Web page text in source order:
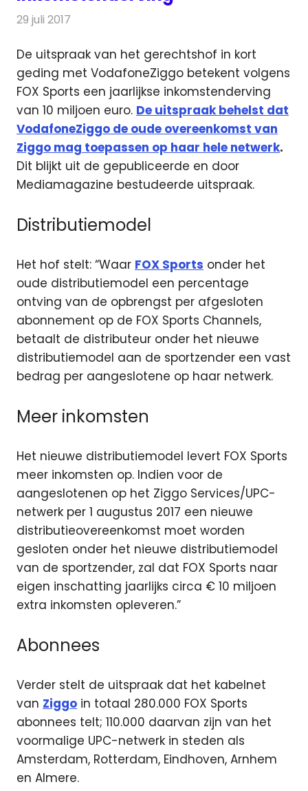
29 juli 2017
De uitspraak van het gerechtshof in kort
geding met VodafoneZiggo betekent volgens
FOX Sports een jaarlijkse inkomstenderving
van 10 miljoen euro. De uitspraak behelst dat
VodafoneZiggo de oude overeenkomst van
Ziggo mag toepassen op haar hele netwerk.
Dit blijkt uit de gepubliceerde en door
Mediamagazine bestudeerde uitspraak.
Distributiemodel
Het hof stelt: “Waar FOX Sports onder het
oude distributiemodel een percentage
ontving van de opbrengst per afgesloten
abonnement op de FOX Sports Channels,
betaalt de distributeur onder het nieuwe
distributiemodel aan de sportzender een vast
bedrag per aangeslotene op haar netwerk.
Meer inkomsten
Het nieuwe distributiemodel levert FOX Sports
meer inkomsten op. Indien voor de
aangeslotenen op het Ziggo Services/UPC-
netwerk per 1 augustus 2017 een nieuwe
distributieovereenkomst moet worden
gesloten onder het nieuwe distributiemodel
van de sportzender, zal dat FOX Sports naar
eigen inschatting jaarlijks circa € 10 miljoen
extra inkomsten opleveren.”
Abonnees
Verder stelt de uitspraak dat het kabelnet
van Ziggo in totaal 280.000 FOX Sports
abonnees telt; 110.000 daarvan zijn van het
voormalige UPC-netwerk in steden als
Amsterdam, Rotterdam, Eindhoven, Arnhem
en Almere.